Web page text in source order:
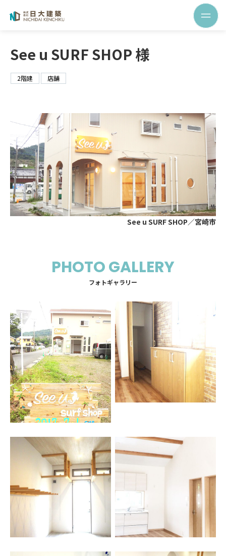
See u SURF SHOP 様
2階建 店舗
See u SURF SHOP／宮崎市
PHOTO GALLERY
フォトギャラリー